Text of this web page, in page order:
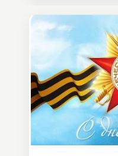
muchos
pinos le
terapéutico, y
sus paisajes es
impresionante.